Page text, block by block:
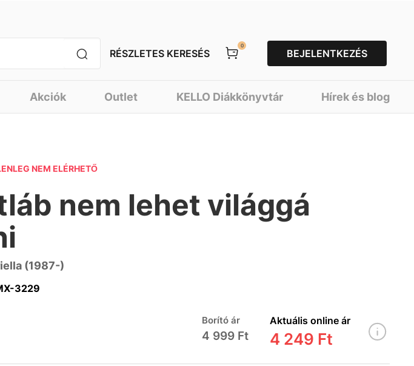
RÉSZLETES KERESÉS
0
BEJELENTKEZÉS
Akciók Outlet KELLO Diákkönyvtár Hírek és blog
NEM ELÉRHETŐ
nem lehet világgá
(1987-)
3229
Borító ár
4 999 Ft
Aktuális online ár
4 249 Ft